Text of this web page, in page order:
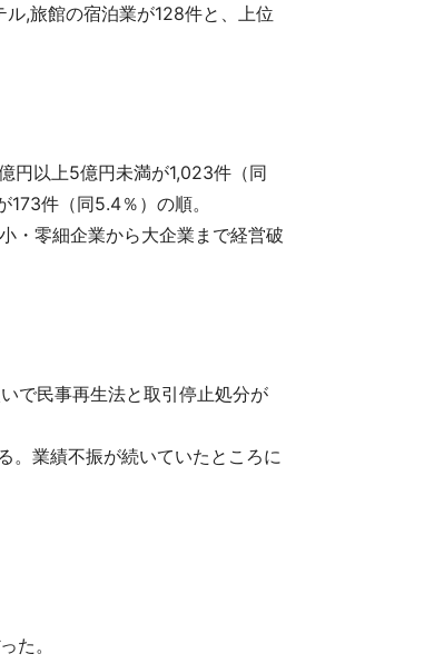
,旅館の宿泊業が128件と、上位
円以上5億円未満が1,023件（同
件（同5.4％）の順。
・零細企業から大企業まで経営破
で民事再生法と取引停止処分が
。業績不振が続いていたところに
た。